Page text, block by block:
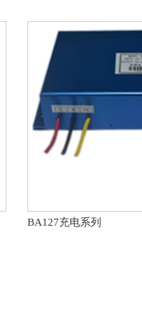
BA127充电系列